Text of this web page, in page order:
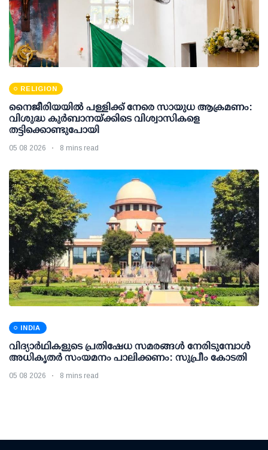
RELIGION
നൈജീരിയയിൽ പള്ളിക്ക് നേരെ സായുധ ആക്രമണം:
വിശുദ്ധ കുർബാനയ്ക്കിടെ വിശ്വാസികളെ
തട്ടിക്കൊണ്ടുപോയി
05 08 2026 8 mins read
INDIA
വിദ്യാര്‍ഥികളുടെ പ്രതിഷേധ സമരങ്ങള്‍ നേരിടുമ്പോള്‍
അധികൃതര്‍ സംയമനം പാലിക്കണം: സുപ്രീം കോടതി
05 08 2026 8 mins read